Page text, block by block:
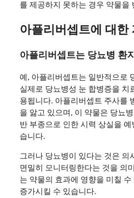
를 제공하지 못하는 경우 약물을
아플리버셉트에 대한
아플리버셉트는 당뇨병 환
예, 아플리버셉트는 일반적으로
실제로 당뇨병성 눈 합병증을 치
용됩니다. 아플리버셉트 주사를
을 앓고 있으며, 이 약물은 당뇨
반 부종으로 인한 시력 상실을
습니다.
그러나 당뇨병이 있다는 것은 의
면밀히 모니터링한다는 것을 의
는 약물의 효과에 영향을 미칠
증가시킬 수 있습니다.